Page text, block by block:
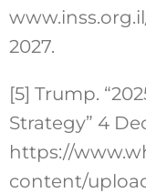
2027.
[5] Trump.
Strategy” 4
https://
content/